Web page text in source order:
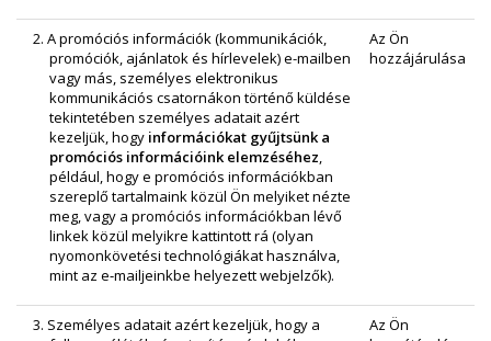
2. A promóciós információk (kommunikációk,
promóciók, ajánlatok és hírlevelek) e-mailben
vagy más, személyes elektronikus
kommunikációs csatornákon történő küldése
tekintetében személyes adatait azért
kezeljük, hogy információkat gyűjtsünk a
promóciós információink elemzéséhez,
például, hogy e promóciós információkban
szereplő tartalmaink közül Ön melyiket nézte
meg, vagy a promóciós információkban lévő
linkek közül melyikre kattintott rá (olyan
nyomonkövetési technológiákat használva,
mint az e‑mailjeinkbe helyezett webjelzők).
Az Ön
hozzájárulása
3. Személyes adatait azért kezeljük, hogy a
Az Ön